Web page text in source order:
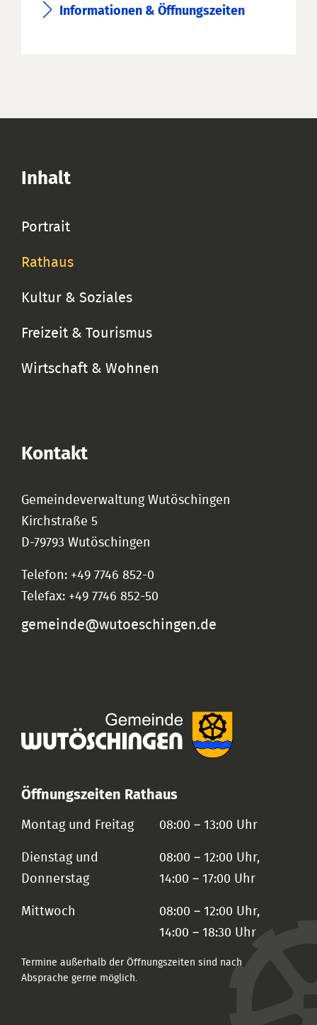
Informationen & Öffnungszeiten
Inhalt
Portrait
Rathaus
Kultur & Soziales
Freizeit & Tourismus
Wirtschaft & Wohnen
Kontakt
Gemeindeverwaltung Wutöschingen
Kirchstraße 5
D-79793 Wutöschingen
Telefon: +49 7746 852-0
Telefax: +49 7746 852-50
gemeinde@wutoeschingen.de
Öffnungszeiten Rathaus
Montag und Freitag 08:00 – 13:00 Uhr
Dienstag und
Donnerstag
08:00 – 12:00 Uhr,
14:00 – 17:00 Uhr
Mittwoch
08:00 – 12:00 Uhr,
14:00 – 18:30 Uhr
Termine außerhalb der Öffnungszeiten sind nach
Absprache gerne möglich.